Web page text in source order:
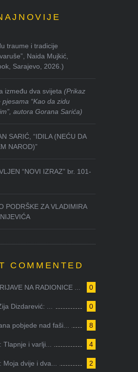
traume i tradicije
Naida Mujkić,
Sarajevo, 2026.)
između dva svijeta(Prikaz
pjesama “Kao da zidu
autora Gorana Sarića)
SARIĆ, “IDILA (NEĆU DA
NAROD)”
“NOVI IZRAZ” br. 101-
PODRŠKE ZA VLADIMIRA
COMMENTED
0
NA RADIONICE ...
0
Dizdarević: ...
8
pobjede nad faši...
4
i varlji...
2
dvije i dva...